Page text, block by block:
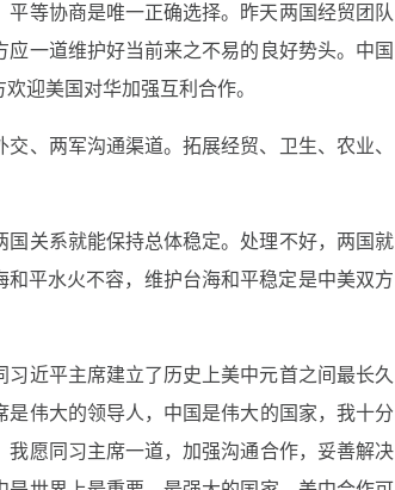
等协商是唯一正确选择。昨天两国经贸团队
一道维护好当前来之不易的良好势头。中国
迎美国对华加强互利合作。
、两军沟通渠道。拓展经贸、卫生、农业、
关系就能保持总体稳定。处理不好，两国就
平水火不容，维护台海和平稳定是中美双方
近平主席建立了历史上美中元首之间最长久
伟大的领导人，中国是伟大的国家，我十分
愿同习主席一道，加强沟通合作，妥善解决